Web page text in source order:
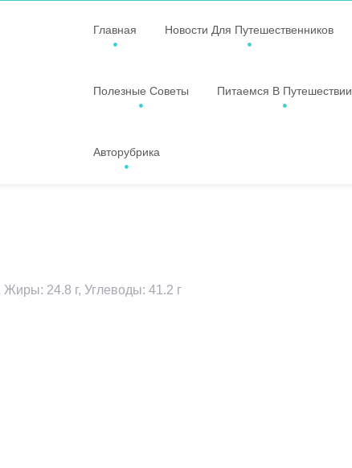
Главная Новости Для Путешественников
Полезные Советы Питаемся В Путешествии
Авторубрика
Жиры: 24.8 г, Углеводы: 41.2 г